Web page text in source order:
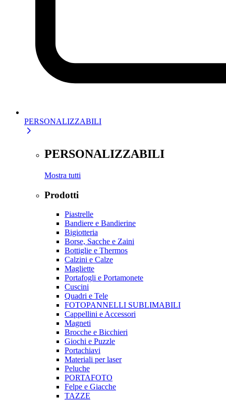
PERSONALIZZABILI
PERSONALIZZABILI
Mostra tutti
Prodotti
Piastrelle
Bandiere e Bandierine
Bigiotteria
Borse, Sacche e Zaini
Bottiglie e Thermos
Calzini e Calze
Magliette
Portafogli e Portamonete
Cuscini
Quadri e Tele
FOTOPANNELLI SUBLIMABILI
Cappellini e Accessori
Magneti
Brocche e Bicchieri
Giochi e Puzzle
Portachiavi
Materiali per laser
Peluche
PORTAFOTO
Felpe e Giacche
TAZZE